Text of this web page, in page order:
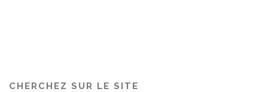
CHERCHEZ SUR LE SITE